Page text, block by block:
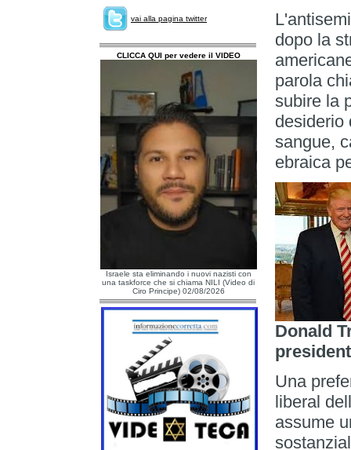
vai alla pagina twitter
CLICCA QUI per vedere il VIDEO
Israele sta eliminando i nuovi nazisti con
una taskforce che si chiama NILI (Video di
Ciro Principe) 02/08/2026
dopo la
parola
subire la
desiderio
sangue,
ebraica
Donald
Una
liberal
assume